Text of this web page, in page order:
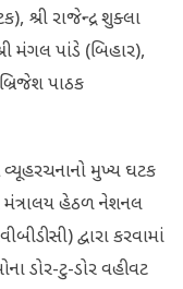
શ્રી રાજેન્દ્ર શુક્લા
મંગલ પાંડે (બિહાર),
પાઠક
મુખ્ય ઘટક
હેઠળ નેશનલ
દ્વારા કરવામાં
ડોર-ટુ-ડોર વહીવટ